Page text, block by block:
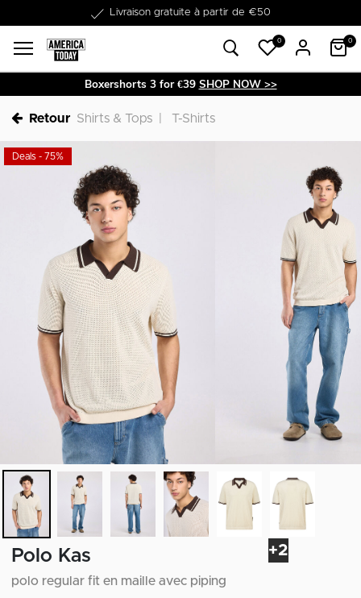
Livraison gratuite à partir de €50
Dans les 1-3 jours livrable
0 0
Boxershorts 3 for €39 SHOP NOW >>
Retour Shirts & Tops T-Shirts
+2
Deals - 75%
Polo Kas
polo regular fit en maille avec piping